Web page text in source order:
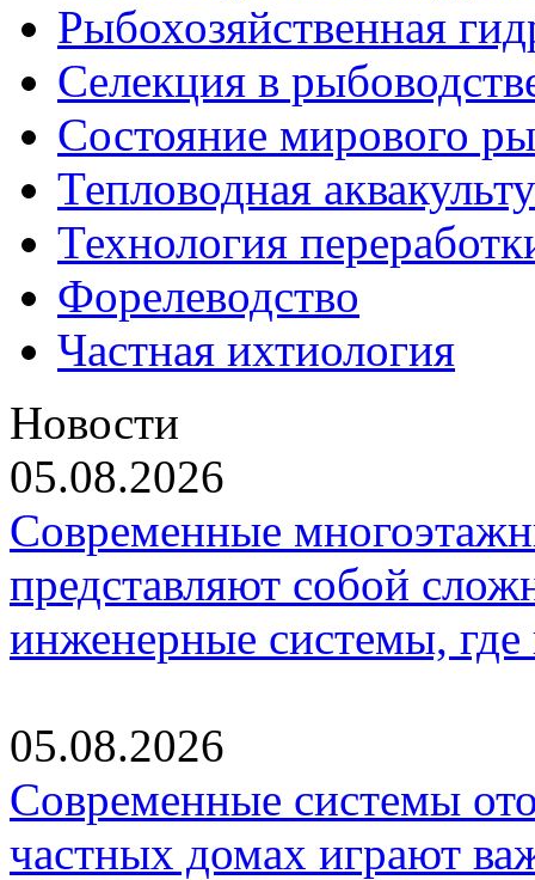
Рыбохозяйственная
Селекция в
Состояние мирового
Тепловодная
Технология
Форелеводство
Частная ихтиология
Новости
05.08.2026
Современные
представляют собой
инженерные системы,
05.08.2026
Современные системы
частных домах играют